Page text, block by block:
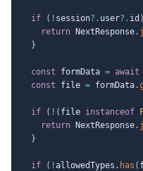
if ( ! session?. user?. id )
return NextResponse.
}
const formData = await
const file = formData.
if ( ! ( file instanceof
return NextResponse.
}
if ( !allowedTypes . has (